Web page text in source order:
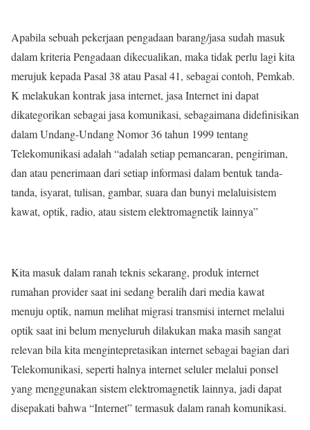
Apabila sebuah pekerjaan pengadaan barang/jasa sudah masuk
dalam kriteria Pengadaan dikecualikan, maka tidak perlu lagi kita
merujuk kepada Pasal 38 atau Pasal 41, sebagai contoh, Pemkab.
K melakukan kontrak jasa internet, jasa Internet ini dapat
dikategorikan sebagai jasa komunikasi, sebagaimana didefinisikan
dalam Undang-Undang Nomor 36 tahun 1999 tentang
Telekomunikasi adalah “adalah setiap pemancaran, pengiriman,
dan atau penerimaan dari setiap informasi dalam bentuk tanda-
tanda, isyarat, tulisan, gambar, suara dan bunyi melaluisistem
kawat, optik, radio, atau sistem elektromagnetik lainnya”
Kita masuk dalam ranah teknis sekarang, produk internet
rumahan provider saat ini sedang beralih dari media kawat
menuju optik, namun melihat migrasi transmisi internet melalui
optik saat ini belum menyeluruh dilakukan maka masih sangat
relevan bila kita mengintepretasikan internet sebagai bagian dari
Telekomunikasi, seperti halnya internet seluler melalui ponsel
yang menggunakan sistem elektromagnetik lainnya, jadi dapat
disepakati bahwa “Internet” termasuk dalam ranah komunikasi.